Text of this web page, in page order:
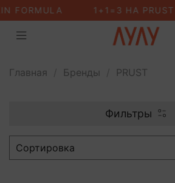
Главная Бренды PRUST
Фильтры